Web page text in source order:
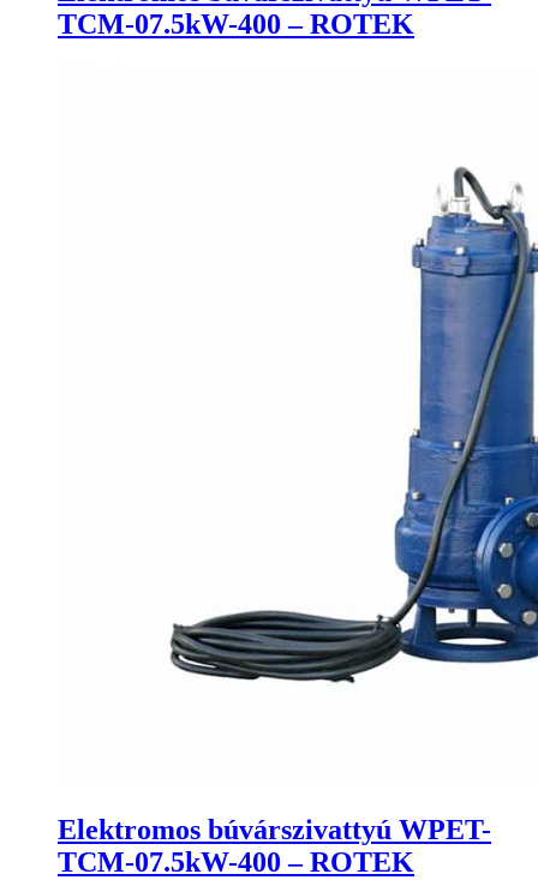
TCM-07.5kW-400 – ROTEK
Elektromos búvárszivattyú WPET-
TCM-07.5kW-400 – ROTEK